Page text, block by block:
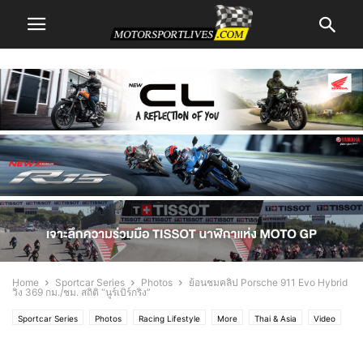
Home Sportcar Series Photos
ย้อนชมคลิป Porsche 911 Evo Hybrid
วิ่ง 369 กม./ชม. สถิติ “นูร์เบิร์กริง”
Sportcar Series Photos Racing Lifestyle More Thai & Asia Video